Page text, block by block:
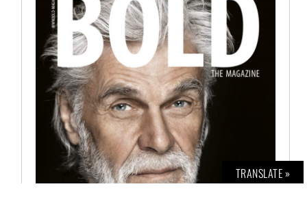
TRANSLATE »